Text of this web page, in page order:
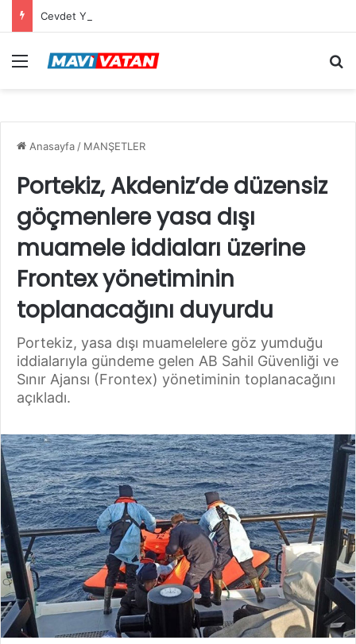
Menü
Anasayfa / MANŞETLER
Portekiz, Akdeniz’de düzensiz
göçmenlere yasa dışı
muamele iddiaları üzerine
Frontex yönetiminin
toplanacağını duyurdu
Portekiz, yasa dışı muamelelere göz yumduğu
iddialarıyla gündeme gelen AB Sahil Güvenliği ve
Sınır Ajansı (Frontex) yönetiminin toplanacağını
açıkladı.